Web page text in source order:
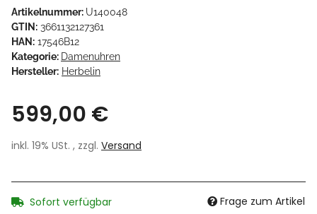
Artikelnummer: U140048
GTIN: 3661132127361
HAN: 17546B12
Kategorie: Damenuhren
Hersteller: Herbelin
599,00 €
inkl. 19% USt. , zzgl. Versand
Sofort verfügbar Frage zum Artikel